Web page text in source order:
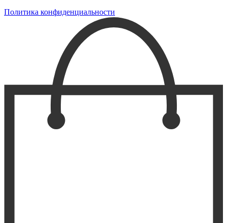
Политика конфиденциальности